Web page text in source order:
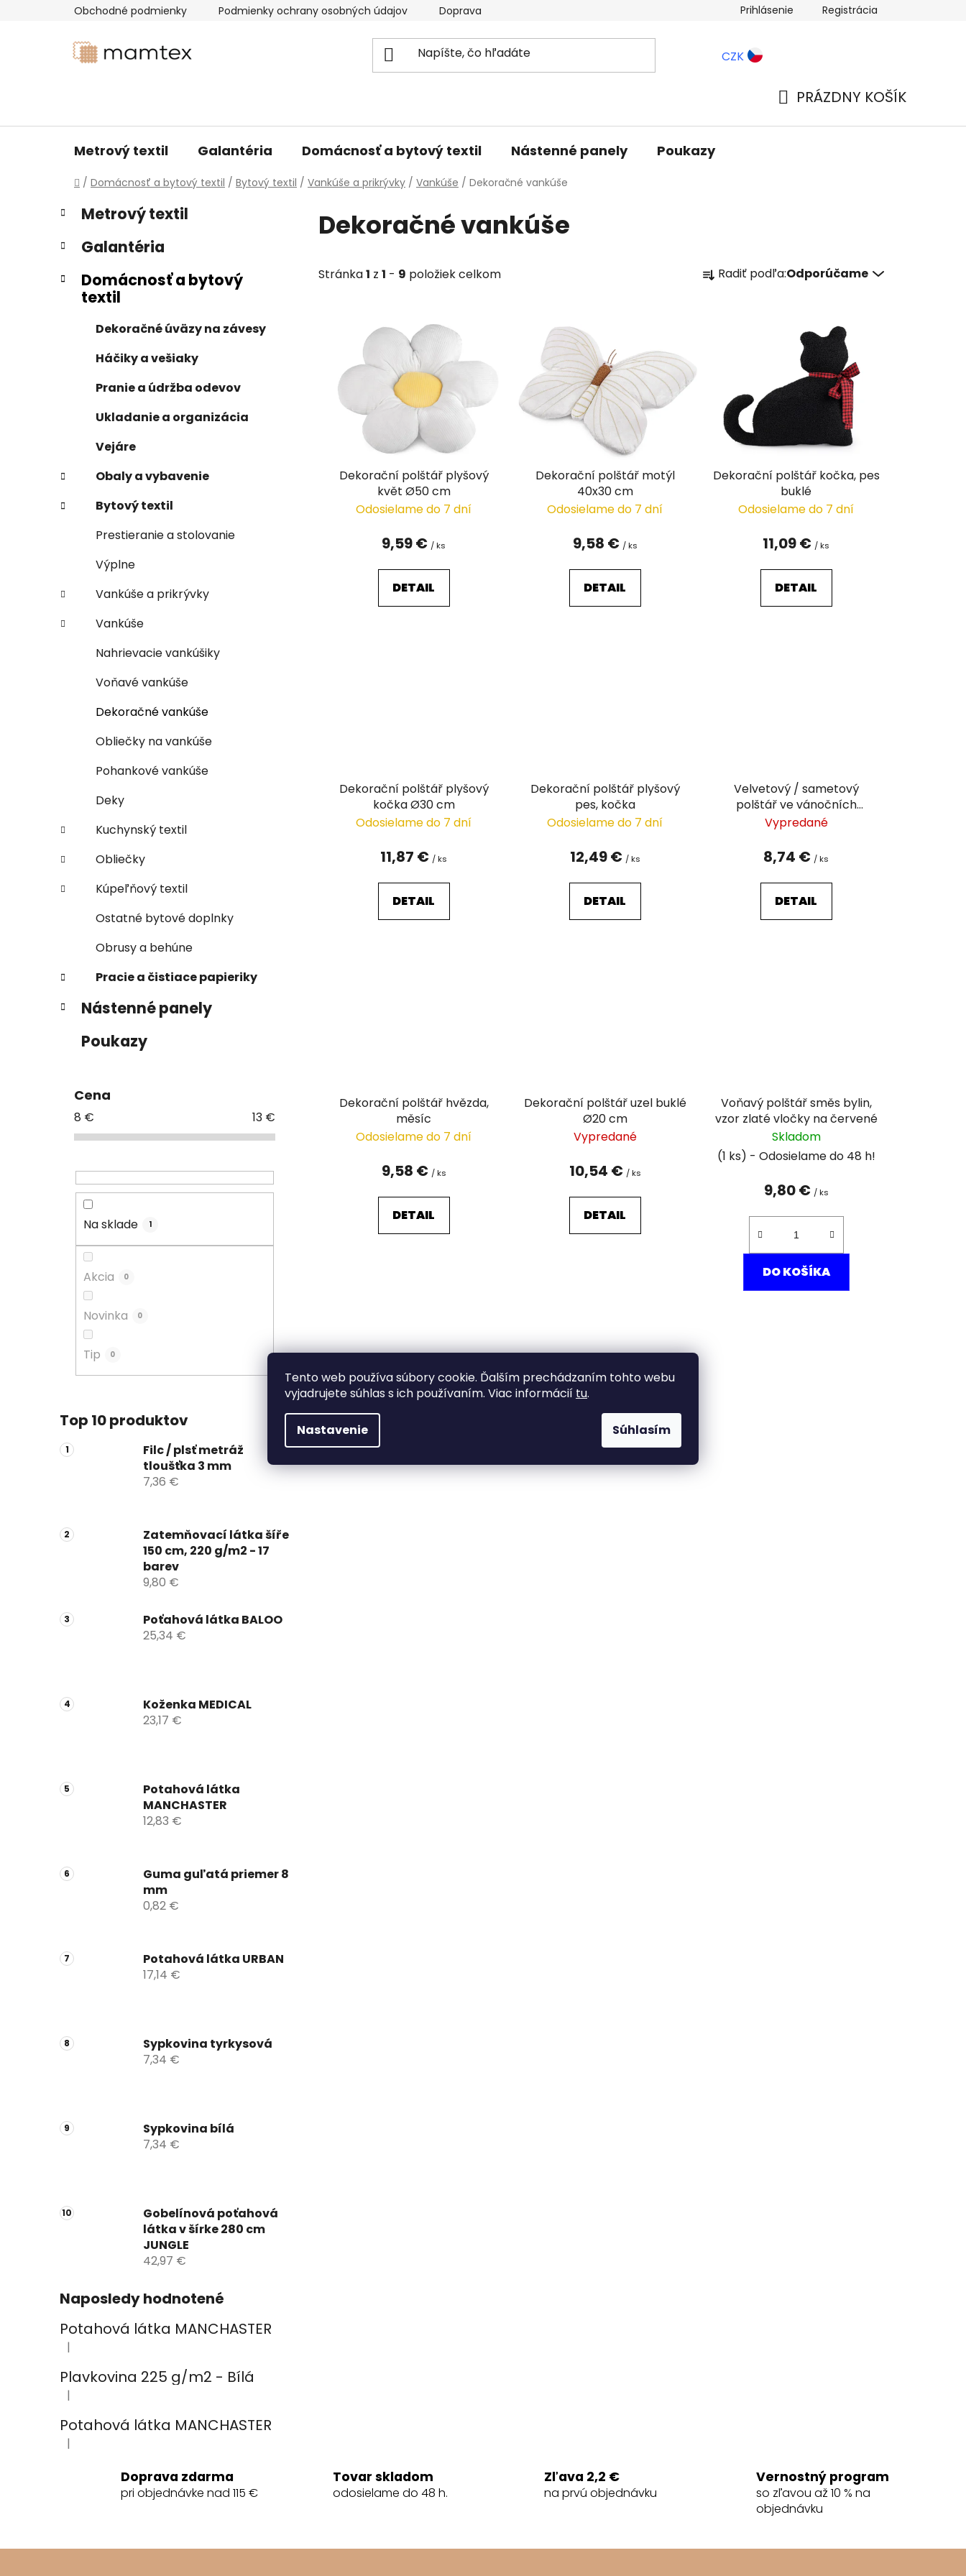
Tento web používa súbory cookie. Ďalším prechádzaním tohto webu
vyjadrujete súhlas s ich používaním. Viac informácií tu.
Nastavenie Súhlasím
Obchodné podmienky Podmienky ochrany osobných údajov Doprava a platba Blog
Prihlásenie Registrácia
CZK
PRÁZDNY KOŠÍK
Metrový textil Galantéria Domácnosť a bytový textil Nástenné panely Poukazy
Domov
/ Domácnosť a bytový textil / Bytový textil / Vankúše a prikrývky / Vankúše / Dekoračné vankúše
B
o
č
ý
Preskočiť
kategórie
K
a
e
ó
Metrový textil
Galantéria
Domácnosť a bytový
textil
Dekoračné úväzy na závesy
Háčiky a vešiaky
Pranie a údržba odevov
Ukladanie a organizácia
Vejáre
Obaly a vybavenie
Bytový textil
Prestieranie a stolovanie
Výplne
Vankúše a prikrývky
Vankúše
Nahrievacie vankúšiky
Voňavé vankúše
Dekoračné vankúše
Obliečky na vankúše
Pohankové vankúše
Deky
Kuchynský textil
Obliečky
Kúpeľňový textil
Ostatné bytové doplnky
Obrusy a behúne
Pracie a čistiace papieriky
Nástenné panely
Poukazy
Cena
8 € 13 €
Na sklade 1
Akcia 0
Novinka 0
Tip 0
Top 10 produktov
Filc / plsť metráž
tloušťka 3 mm
7,36 €
Zatemňovací látka šíře
150 cm, 220 g/m2 - 17
barev
9,80 €
Poťahová látka BALOO
25,34 €
Koženka MEDICAL
23,17 €
Potahová látka
MANCHASTER
12,83 €
Guma guľatá priemer 8
mm
0,82 €
Potahová látka URBAN
17,14 €
Sypkovina tyrkysová
7,34 €
Sypkovina bílá
7,34 €
Gobelínová poťahová
látka v šírke 280 cm
JUNGLE
42,97 €
Naposledy hodnotené
Potahová látka MANCHASTER
Hodnotenie produktu je 2 z 5 hviezdičiek.
|
Plavkovina 225 g/m2 - Bílá
Hodnotenie produktu je 4 z 5 hviezdičiek.
|
Potahová látka MANCHASTER
Hodnotenie produktu je 5 z 5 hviezdičiek.
|
Dekoračné vankúše
Stránka1 z 1 - 9 položiek celkom a Radiť podľa:Odporúčame
Dekorační polštář plyšový
květ Ø50 cm
Odosielame do 7 dní
9,59 € / ks
DETAIL
Dekorační polštář motýl
40x30 cm
Odosielame do 7 dní
9,58 € / ks
DETAIL
Dekorační polštář kočka, pes
buklé
Odosielame do 7 dní
11,09 € / ks
DETAIL
Dekorační polštář plyšový
kočka Ø30 cm
Odosielame do 7 dní
11,87 € / ks
DETAIL
Dekorační polštář plyšový
pes, kočka
Odosielame do 7 dní
12,49 € / ks
DETAIL
Velvetový / sametový
polštář ve vánočních
barvách 40x40 cm
Vypredané
8,74 € / ks
DETAIL
Dekorační polštář hvězda,
měsíc
Odosielame do 7 dní
9,58 € / ks
DETAIL
Dekorační polštář uzel buklé
Ø20 cm
Vypredané
10,54 € / ks
DETAIL
Voňavý polštář směs bylin,
vzor zlaté vločky na červené
Skladom
(1 ks)
9,80 € / ks
DO KOŠÍKA
v
á
a
c
p
Doprava zdarma
pri objednávke nad 115 €
Tovar skladom
odosielame do 48 h.
Zľava 2,2 €
na prvú objednávku
Vernostný program
so zľavou až 10 % na
objednávku